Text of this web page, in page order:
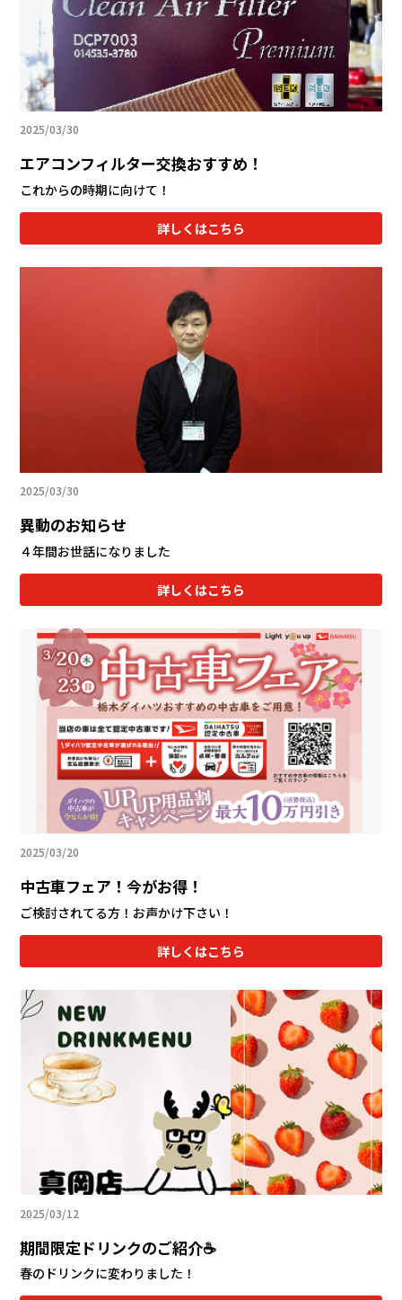
2025/03/30
エアコンフィルター交換おすすめ！
これからの時期に向けて！
詳しくはこちら
2025/03/30
異動のお知らせ
４年間お世話になりました
詳しくはこちら
2025/03/20
中古車フェア！今がお得！
ご検討されてる方！お声かけ下さい！
詳しくはこちら
2025/03/12
期間限定ドリンクのご紹介☕
春のドリンクに変わりました！